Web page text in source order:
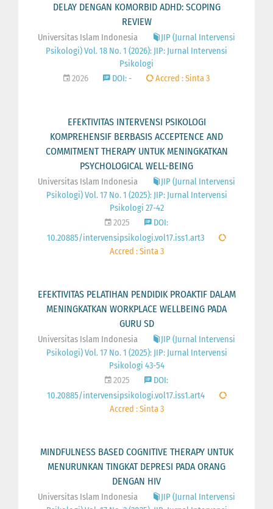
DELAY DENGAN KOMORBID ADHD: SCOPING
REVIEW
Universitas Islam Indonesia
JIP (Jurnal Intervensi
Psikologi) Vol. 18 No. 1 (2026): JIP: Jurnal Intervensi
Psikologi
2026
DOI: - Accred : Sinta 3
EFEKTIVITAS INTERVENSI PSIKOLOGI
KOMPREHENSIF BERBASIS ACCEPTENCE AND
COMMITMENT THERAPY UNTUK MENINGKATKAN
PSYCHOLOGICAL WELL-BEING
Universitas Islam Indonesia
JIP (Jurnal Intervensi
Psikologi) Vol. 17 No. 1 (2025): JIP: Jurnal Intervensi
Psikologi 27-42
2025
DOI:
10.20885/intervensipsikologi.vol17.iss1.art3
Accred : Sinta 3
EFEKTIVITAS PELATIHAN PENDIDIK PROAKTIF DALAM
MENINGKATKAN WORKPLACE WELLBEING PADA
GURU SD
Universitas Islam Indonesia
JIP (Jurnal Intervensi
Psikologi) Vol. 17 No. 1 (2025): JIP: Jurnal Intervensi
Psikologi 43-54
2025
DOI:
10.20885/intervensipsikologi.vol17.iss1.art4
Accred : Sinta 3
MINDFULNESS BASED COGNITIVE THERAPY UNTUK
MENURUNKAN TINGKAT DEPRESI PADA ORANG
DENGAN HIV
Universitas Islam Indonesia
JIP (Jurnal Intervensi